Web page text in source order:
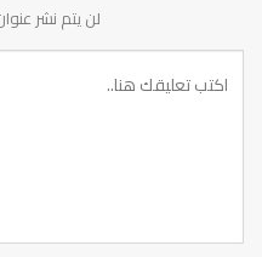
لن يتم نشر